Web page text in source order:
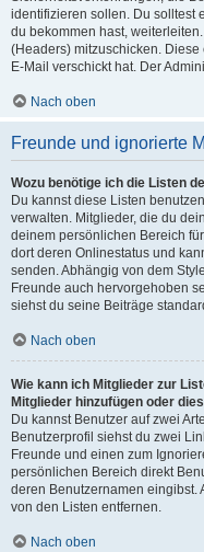
identifizieren sollen. Du solltest
du bekommen hast,
(Headers) mitzuschicken.
E-Mail verschickt hat. Der
Nach oben
Freunde und ignorierte
Wozu benötige ich die Listen
Du kannst diese Listen
verwalten. Mitglieder, die du
deinem persönlichen Bereich
dort deren Onlinestatus und
senden. Abhängig von dem
Freunde auch hervorgehoben
siehst du seine Beiträge
Nach oben
Wie kann ich Mitglieder zur
Mitglieder hinzufügen oder
Du kannst Benutzer auf zwei
Benutzerprofil siehst du zwei
Freunde und einen zum
persönlichen Bereich direkt
deren Benutzernamen eingibst.
von den Listen entfernen.
Nach oben